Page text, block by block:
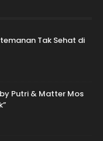
Tak Sehat di
Putri & Matter Mos